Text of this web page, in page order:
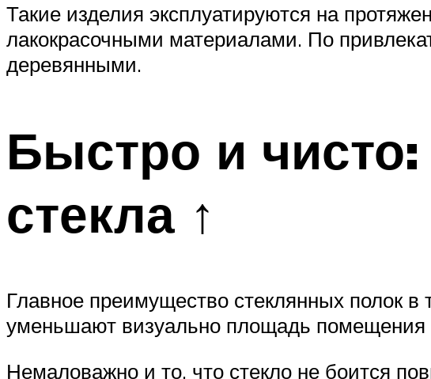
Такие изделия эксплуатируются на
лакокрасочными материалами. По
деревянными.
Быстро и
стекла ↑
Главное преимущество стеклянных полок в
уменьшают визуально площадь помещения
Немаловажно и то, что стекло не боится